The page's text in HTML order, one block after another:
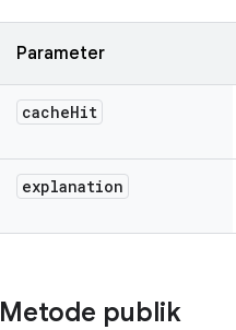
Parameter
cacheHit
explanation
Metode publik